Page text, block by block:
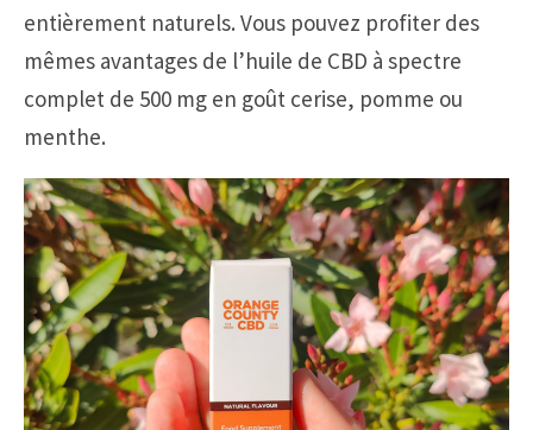
entièrement naturels. Vous pouvez profiter des
mêmes avantages de l’huile de CBD à spectre
complet de 500 mg en goût cerise, pomme ou
menthe.